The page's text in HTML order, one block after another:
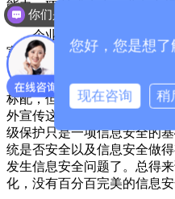
能力、IT 技术实力、业务合
企业征信机构不得利用人
宣传，也不得用其作为融资
换句话说，通过等级保护
标配，但是你可以适度说自
外宣传这就代表自己平台信
级保护只是一项信息安全的
统是否安全以及信息安全做
发生信息安全问题了。总得
化，没有百分百完美的信息安
你们是怎么收费的呢？
想咨询网络安全方面
您好，您是想了
现在咨询 稍